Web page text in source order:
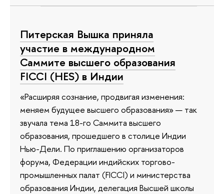
Питерская Вышка приняла
участие в международном
Саммите высшего образования
FICCI (HES) в Индии
«Расширяя сознание, продвигая изменения:
меняем будущее высшего образования» — так
звучала тема 18-го Саммита высшего
образования, прошедшего в столице Индии
Нью-Дели. По приглашению организаторов
форума, Федерации индийских торгово-
промышленных палат (FICCI) и министерства
образования Индии, делегация Высшей школы